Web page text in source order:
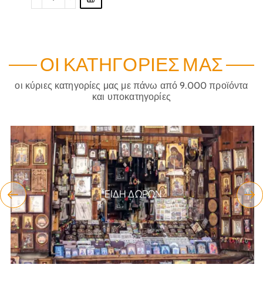
ΟΙ ΚΑΤΗΓΟΡΊΕΣ ΜΑΣ
οι κύριες κατηγορίες μας με πάνω από 9.000 προϊόντα
και υποκατηγορίες
ΕΊΔΗ ΔΏΡΩΝ